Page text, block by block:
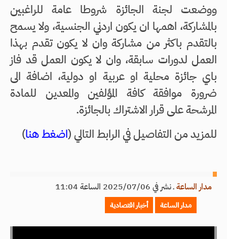
ووضعت لجنة الجائزة شروطا عامة للراغبين
بالمشاركة، اهمها ان يكون اردني الجنسية، ولا يسمح
بالتقدم باكثر من مشاركة وان لا يكون تقدم بهذا
العمل لدورات سابقة، وان لا يكون العمل قد فاز
باي جائزة محلية او عربية او دولية، اضافة الى
ضرورة موافقة كافة المؤلفين والمعدين للمادة
المرشحة على قرار الاشتراك بالجائزة.
للمزيد من التفاصيل في الرابط التالي (اضغط هنا)
مدار الساعةـنشر في 2025/07/06 الساعة 11:04
مدار الساعة أخبار اقتصادية